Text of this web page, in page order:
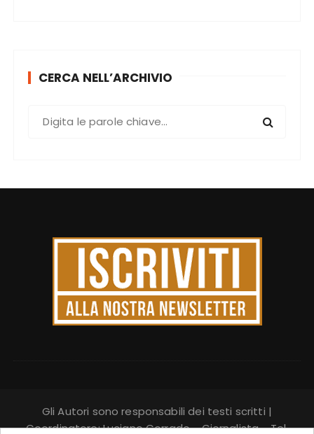
CERCA NELL’ARCHIVIO
Gli Autori sono responsabili dei testi scritti |
Coordinatore: Luciano Corrado - Giornalista - Tel.